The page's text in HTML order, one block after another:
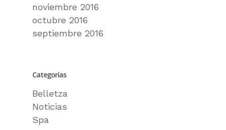
noviembre 2016
octubre 2016
septiembre 2016
Categorías
Belletza
Noticias
Spa